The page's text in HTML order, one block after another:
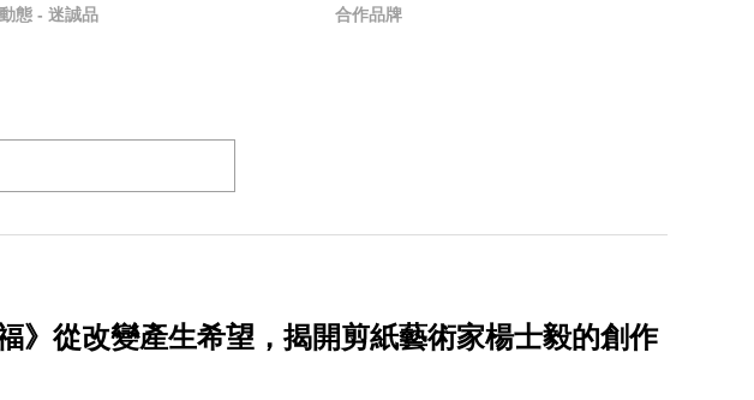
態 - 迷誠品 合作品牌
》從改變產生希望，揭開剪紙藝術家楊士毅的創作